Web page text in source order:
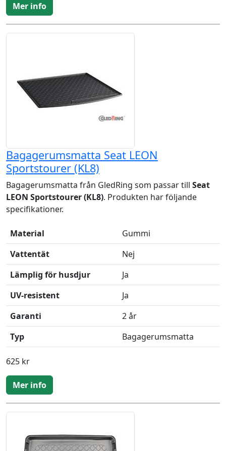
Mer info
Bagagerumsmatta Seat LEON
Sportstourer (KL8)
Bagagerumsmatta från GledRing som passar till Seat
LEON Sportstourer (KL8). Produkten har följande
specifikationer.
Material
Gummi
Vattentät
Nej
Lämplig för husdjur
Ja
UV-resistent
Ja
Garanti
2 år
Typ
Bagagerumsmatta
625 kr
Mer info